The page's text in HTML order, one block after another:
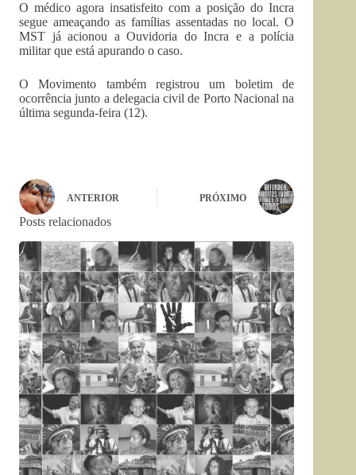
O médico agora insatisfeito com a posição do Incra
segue ameaçando as famílias assentadas no local. O
MST já acionou a Ouvidoria do Incra e a polícia
militar que está apurando o caso.
O Movimento também registrou um boletim de
ocorrência junto a delegacia civil de Porto Nacional na
última segunda-feira (12).
ANTERIOR PRÓXIMO
Posts relacionados